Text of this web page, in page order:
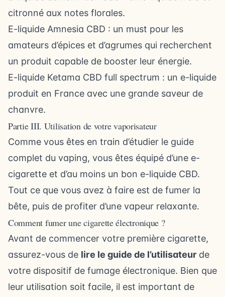
citronné aux notes florales.
E-liquide Amnesia CBD : un must pour les
amateurs d’épices et d’agrumes qui recherchent
un produit capable de booster leur énergie.
E-liquide Ketama CBD full spectrum : un e-liquide
produit en France avec une grande saveur de
chanvre.
Partie III. Utilisation de votre vaporisateur
Comme vous êtes en train d’étudier le guide
complet du vaping, vous êtes équipé d’une e-
cigarette et d’au moins un bon e-liquide CBD.
Tout ce que vous avez à faire est de fumer la
bête, puis de profiter d’une vapeur relaxante.
Comment fumer une cigarette électronique ?
Avant de commencer votre première cigarette,
assurez-vous de lire le guide de l’utilisateur de
votre dispositif de fumage électronique. Bien que
leur utilisation soit facile, il est important de